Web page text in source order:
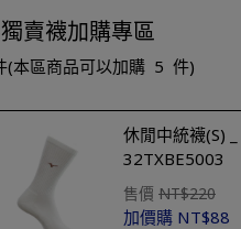
賣襪加購專區
(本區商品可以加購 5 件)
休閒中統襪(S) _
32TXBE5003
售價 NT$220
加價購 NT$88